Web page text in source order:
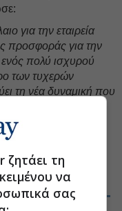
για την εταιρεία
προσφοράς για την
ενός πολύ ισχυρού
των τυχερών
τη νέα δυναμική που
την
κοινό».
ζητάει τη
να
σας